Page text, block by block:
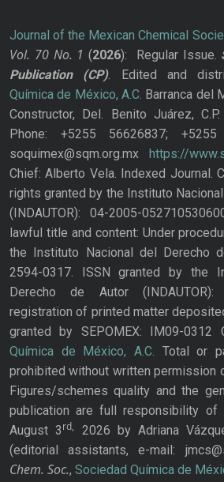
Journal of the Mexican Chemical
Vol. 70 No. 1 (2026): Regular Issue.
Publication
(CP). Edited and
Química de México, A.C. Barranca del
Constructor, Del. Benito Juárez,
Phone: +5255 56626837; +5255
soquimex@sqm.org.mx https://
Chief: Alberto Vela. Indexed Journal.
rights granted by the Instituto
(INDAUTOR): 04-2005-
lawful title and content: Under
the Instituto Nacional del Derecho
2594-0317. ISSN granted by the
Derecho de Autor
registration of printed matter
granted by SEPOMEX: IM09-0312
Química de México, A.C. Total or
prohibited without written permission
Figures/schemes quality and the
publication are full responsibility of
August 3rd,
2026 by Adriana
(editorial assistants, e-mail:
Chem. Soc., Sociedad Química de